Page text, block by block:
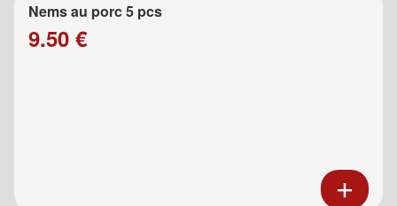
Nems au porc 5 pcs
9.50 €